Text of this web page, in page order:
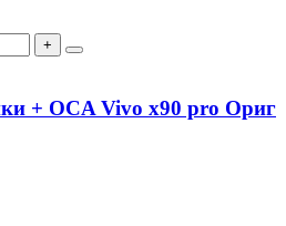
+
+ OCA Vivo x90 pro Ориг